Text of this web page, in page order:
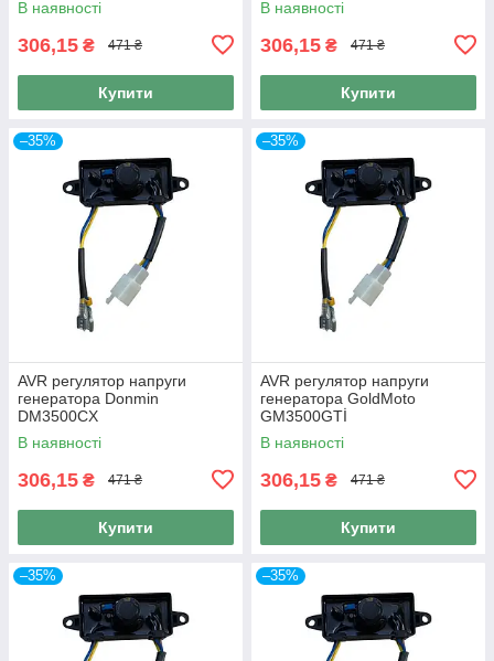
В наявності
306,15 ₴ 471 ₴
Купити
В наявності
306,15 ₴ 471 ₴
Купити
–35%
AVR регулятор напруги
генератора Donmin
DM3500CX
В наявності
306,15 ₴ 471 ₴
Купити
–35%
AVR регулятор напруги
генератора GoldMoto
GM3500GTİ
В наявності
306,15 ₴ 471 ₴
Купити
–35% –35%